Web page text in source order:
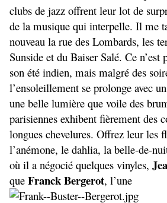
clubs de jazz offrent leur lot de
de la musique qui interpelle. Il me
nouveau la rue des Lombards, les
Sunside et du Baiser Salé. Ce n’est
son été indien, mais malgré des
l’ensoleillement se prolonge avec
une belle lumière que voile des
parisiennes exhibent fièrement des
longues chevelures. Offrez leur les
l’anémone, le dahlia, la belle-de-
où il a négocié quelques vinyles,
que Franck Bergerot, l’une